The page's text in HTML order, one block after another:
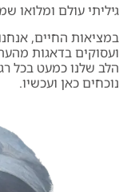
גיליתי עולם ומלואו
במציאות החיים, אנחנו
ועסוקים בדאגות
הלב שלנו כמעט בכל
נוכחים כאן ועכשיו.